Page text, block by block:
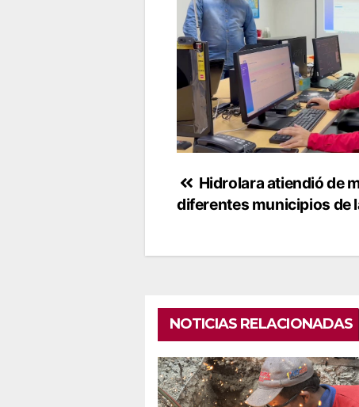
Navegación
de
Hidrolara atiendió de
diferentes municipios de
NOTICIAS RELACIONADAS